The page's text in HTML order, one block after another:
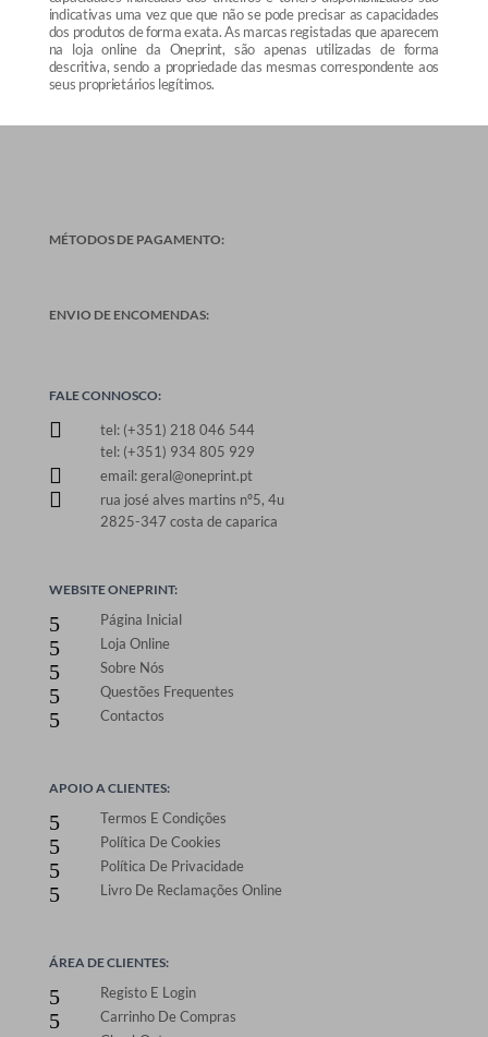
indicativas uma vez que que não se pode precisar as capacidades
dos produtos de forma exata. As marcas registadas que aparecem
na loja online da Oneprint, são apenas utilizadas de forma
descritiva, sendo a propriedade das mesmas correspondente aos
seus proprietários legítimos.
MÉTODOS DE PAGAMENTO:
ENVIO DE ENCOMENDAS:
FALE CONNOSCO:

tel: (+351) 218 046 544
tel: (+351) 934 805 929
 email: geral@oneprint.pt

rua josé alves martins nº5, 4u
2825-347 costa de caparica
WEBSITE ONEPRINT:
5 Página Inicial
5 Loja Online
5 Sobre Nós
5 Questões Frequentes
5 Contactos
APOIO A CLIENTES:
5 Termos E Condições
5 Política De Cookies
5 Política De Privacidade
5 Livro De Reclamações Online
ÁREA DE CLIENTES:
5 Registo E Login
5 Carrinho De Compras